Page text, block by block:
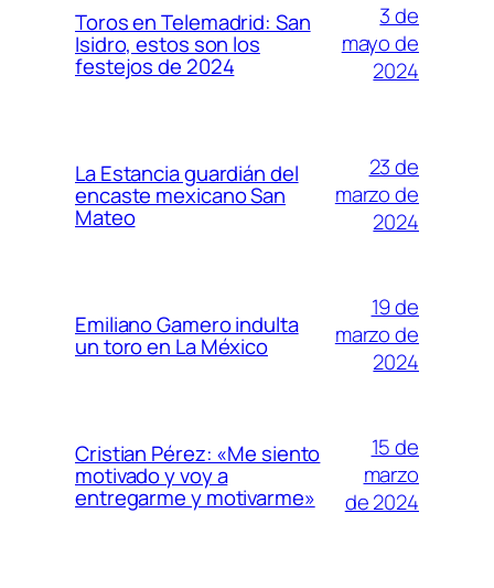
Toros en Telemadrid: San
Isidro, estos son los
festejos de 2024
3 de
mayo de
2024
La Estancia guardián del
encaste mexicano San
Mateo
23 de
marzo de
2024
Emiliano Gamero indulta
un toro en La México
19 de
marzo de
2024
Cristian Pérez: «Me siento
motivado y voy a
entregarme y motivarme»
15 de
marzo
de 2024